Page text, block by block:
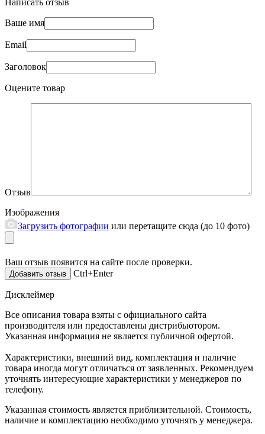
Ваше имя
Email
Заголовок
Оцените товар
Отзыв
Изображения
Загрузить фотографии или перетащите сюда (до 10 фото)
Ваш отзыв появится на сайте после проверки.
Ctrl+Enter
Дисклеймер
Все описания товара взяты с официального сайта
производителя или предоставлены дистрибьютором.
Указанная информация не является публичной офертой.
Характеристики, внешний вид, комплектация и наличие
товара иногда могут отличаться от заявленных. Рекомендуем
уточнять интересующие характеристики у менеджеров по
телефону.
Указанная стоимость является приблизительной. Стоимость,
наличие и комплектацию необходимо уточнять у менеджера.